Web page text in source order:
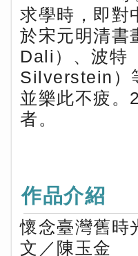
求學時，即對
於宋元明清書
Dali）、波特
Silverstein）
並樂此不疲。
者。
作品介紹
懷念臺灣舊時
文／陳玉金